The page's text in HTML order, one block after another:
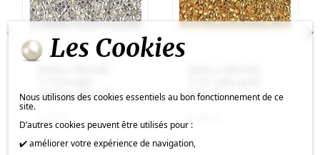
sterling plated
plated
Les Cookies
Nous utilisons des cookies essentiels au bon fonctionnement de ce
site.
D’autres cookies peuvent être utilisés pour :
✔️ améliorer votre expérience de navigation,